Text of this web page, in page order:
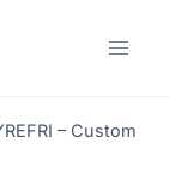
– Custom